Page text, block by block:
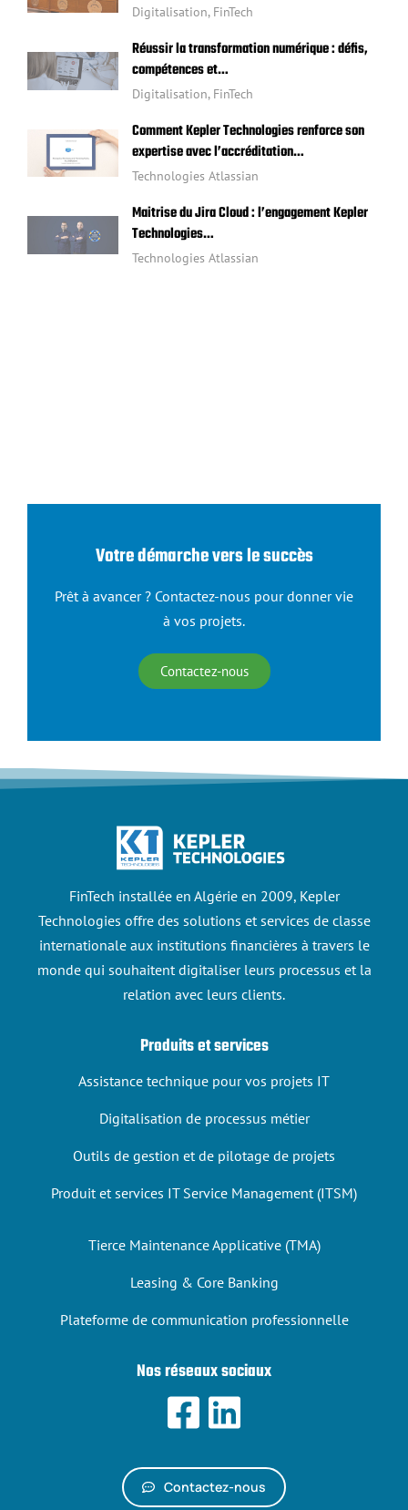
Digitalisation, FinTech
Réussir la transformation numérique : défis,
compétences et…
Digitalisation, FinTech
Comment Kepler Technologies renforce son
expertise avec l’accréditation…
Technologies Atlassian
Maitrise du Jira Cloud : l’engagement Kepler
Technologies…
Technologies Atlassian
Votre démarche vers le succès
Prêt à avancer ? Contactez-nous pour donner vie
à vos projets.
Contactez-nous
FinTech installée en Algérie en 2009, Kepler
Technologies offre des solutions et services de classe
internationale aux institutions financières à travers le
monde qui souhaitent digitaliser leurs processus et la
relation avec leurs clients.
Produits et services
Assistance technique pour vos projets IT
Digitalisation de processus métier
Outils de gestion et de pilotage de projets
Produit et services IT Service Management (ITSM)
Tierce Maintenance Applicative (TMA)
Leasing & Core Banking
Plateforme de communication professionnelle
Nos réseaux sociaux
Contactez-nous